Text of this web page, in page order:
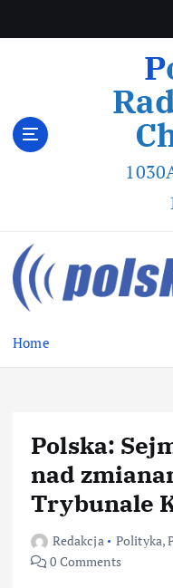
Polskie
Home
Polska:
nad
Trybunale
Redakcja Polityka,
0 Comments